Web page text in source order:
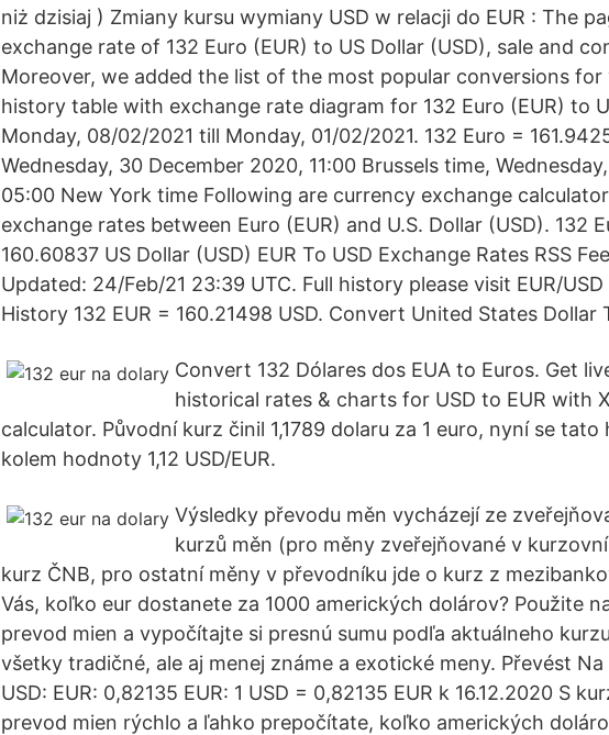
niż dzisiaj ) Zmiany kursu wymiany USD w relacji do EUR : The
exchange rate of 132 Euro (EUR) to US Dollar (USD), sale and
Moreover, we added the list of the most popular conversions
history table with exchange rate diagram for 132 Euro (EUR) to
Monday, 08/02/2021 till Monday, 01/02/2021. 132 Euro =
Wednesday, 30 December 2020, 11:00 Brussels time,
05:00 New York time Following are currency exchange
exchange rates between Euro (EUR) and U.S. Dollar (USD). 132
160.60837 US Dollar (USD) EUR To USD Exchange Rates RSS
Updated: 24/Feb/21 23:39 UTC. Full history please visit EUR/
History 132 EUR = 160.21498 USD. Convert United States Dollar
Convert 132 Dólares dos EUA to Euros. Get
historical rates & charts for USD to EUR with
calculator. Původní kurz činil 1,1789 dolaru za 1 euro, nyní se
kolem hodnoty 1,12 USD/EUR.
Výsledky převodu měn vycházejí ze
kurzů měn (pro měny zveřejňované v
kurz ČNB, pro ostatní měny v převodníku jde o kurz z
Vás, koľko eur dostanete za 1000 amerických dolárov? Použite
prevod mien a vypočítajte si presnú sumu podľa aktuálneho
všetky tradičné, ale aj menej známe a exotické meny. Převést Na
USD: EUR: 0,82135 EUR: 1 USD = 0,82135 EUR k 16.12.2020 S
prevod mien rýchlo a ľahko prepočítate, koľko amerických